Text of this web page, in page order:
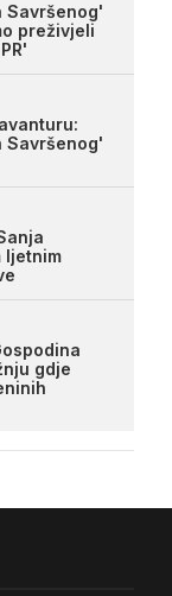
Savršenog'
preživjeli
Savršenog'
ljetnim
gdje